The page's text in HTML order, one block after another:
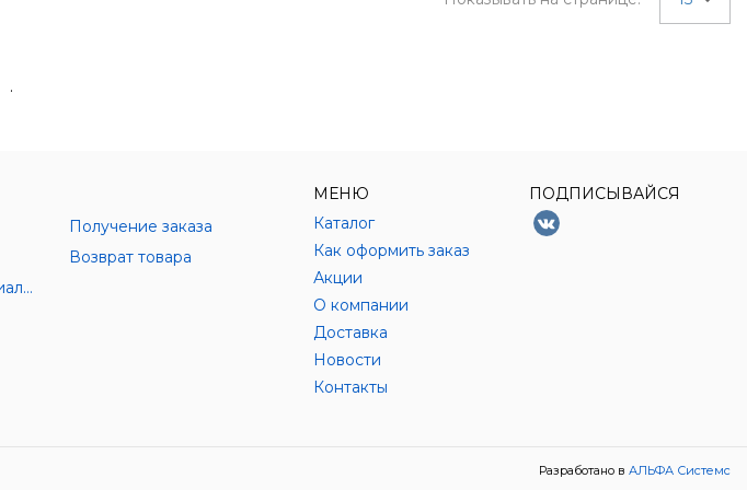
.
Получение заказа
Возврат товара
Политика конфиденциальности
МЕНЮ
Каталог
Как оформить заказ
Акции
О компании
Доставка
Новости
Контакты
ПОДПИСЫВАЙСЯ
Разработано в АЛЬФА Системс